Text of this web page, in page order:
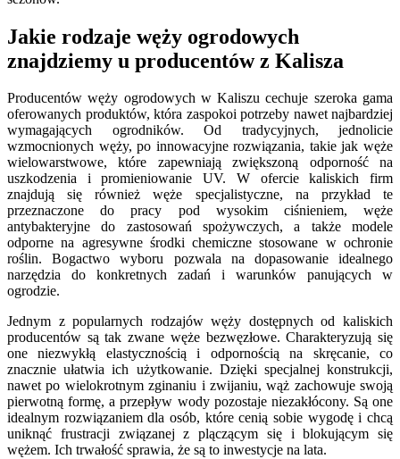
Jakie rodzaje węży ogrodowych
znajdziemy u producentów z Kalisza
Producentów węży ogrodowych w Kaliszu cechuje szeroka gama
oferowanych produktów, która zaspokoi potrzeby nawet najbardziej
wymagających ogrodników. Od tradycyjnych, jednolicie
wzmocnionych węży, po innowacyjne rozwiązania, takie jak węże
wielowarstwowe, które zapewniają zwiększoną odporność na
uszkodzenia i promieniowanie UV. W ofercie kaliskich firm
znajdują się również węże specjalistyczne, na przykład te
przeznaczone do pracy pod wysokim ciśnieniem, węże
antybakteryjne do zastosowań spożywczych, a także modele
odporne na agresywne środki chemiczne stosowane w ochronie
roślin. Bogactwo wyboru pozwala na dopasowanie idealnego
narzędzia do konkretnych zadań i warunków panujących w
ogrodzie.
Jednym z popularnych rodzajów węży dostępnych od kaliskich
producentów są tak zwane węże bezwęzłowe. Charakteryzują się
one niezwykłą elastycznością i odpornością na skręcanie, co
znacznie ułatwia ich użytkowanie. Dzięki specjalnej konstrukcji,
nawet po wielokrotnym zginaniu i zwijaniu, wąż zachowuje swoją
pierwotną formę, a przepływ wody pozostaje niezakłócony. Są one
idealnym rozwiązaniem dla osób, które cenią sobie wygodę i chcą
uniknąć frustracji związanej z plączącym się i blokującym się
wężem. Ich trwałość sprawia, że są to inwestycje na lata.